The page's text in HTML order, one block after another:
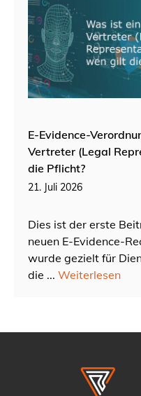
E-Evidence-
Vertreter (Legal
die Pflicht?
21. Juli 2026
Dies ist der erste
neuen E-Evidence-
wurde gezielt für
die ... Weiterlesen